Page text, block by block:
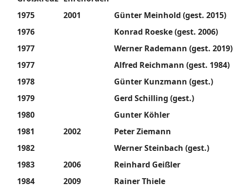
1975
2001
Günter Meinhold (gest. 2015)
1976
Konrad Roeske (gest. 2006)
1977
Werner Rademann (gest. 2019)
1977
Alfred Reichmann (gest. 1984)
1978
Günter Kunzmann (gest.)
1979
Gerd Schilling (gest.)
1980
Gunter Köhler
1981
2002
Peter Ziemann
1982
Werner Steinbach (gest.)
1983
2006
Reinhard Geißler
1984
2009
Rainer Thiele